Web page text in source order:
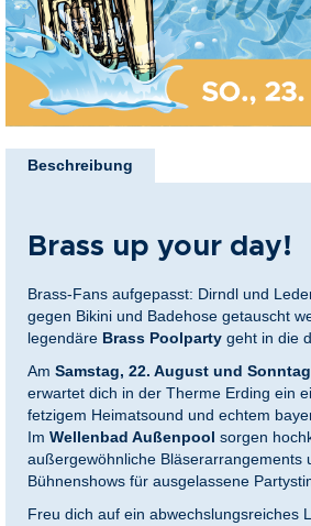
Anfang
Beschreibung
Brass up your day!
Brass-Fans aufgepasst: Dirndl und
gegen Bikini und Badehose getauscht
legendäre Brass Poolparty geht in die
Am Samstag, 22. August und
erwartet dich in der Therme Erding ein
fetzigem Heimatsound und echtem
Im Wellenbad Außenpool sorgen
außergewöhnliche Bläserarrangements
Bühnenshows für ausgelassene
Freu dich auf ein abwechslungsreiches
für Paare
für Familien